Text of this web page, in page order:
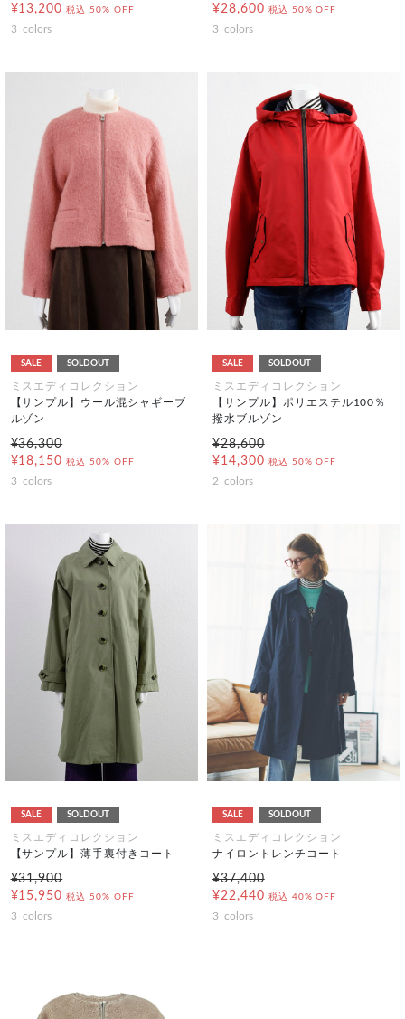
¥13,200 税込 50% OFF
3 colors
¥28,600 税込 50% OFF
3 colors
SALE SOLDOUT
ミスエディコレクション
【サンプル】ウール混シャギーブ
ルゾン
¥36,300
¥18,150 税込 50% OFF
3 colors
SALE SOLDOUT
ミスエディコレクション
【サンプル】ポリエステル100％
撥水ブルゾン
¥28,600
¥14,300 税込 50% OFF
2 colors
SALE SOLDOUT
ミスエディコレクション
【サンプル】薄手裏付きコート
¥31,900
¥15,950 税込 50% OFF
3 colors
SALE SOLDOUT
ミスエディコレクション
ナイロントレンチコート
¥37,400
¥22,440 税込 40% OFF
3 colors